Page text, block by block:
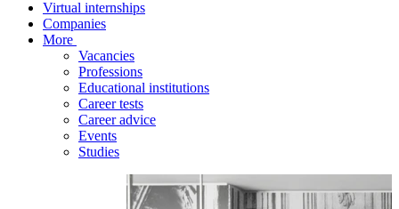
Virtual internships
Companies
More
Vacancies
Professions
Educational institutions
Career tests
Career advice
Events
Studies